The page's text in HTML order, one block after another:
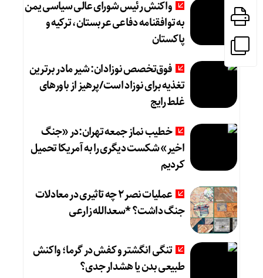
واکنش رئیس شورای عالی سیاسی یمن
به توافقنامه دفاعی عربستان، ترکیه و
پاکستان
فوق‌تخصص نوزادان: شیر مادر برترین
تغذیه برای نوزاد است/پرهیز از باورهای
غلط رایج
خطیب نماز جمعه تهران:در «جنگ
اخیر» شکست دیگری را به آمریکا تحمیل
کردیم
عملیات نصر ۲ چه تاثیری در معادلات
جنگ داشت؟ *سعدالله زارعی
تنگی انگشتر و کفش در گرما؛ واکنش
طبیعی بدن یا هشدار جدی؟